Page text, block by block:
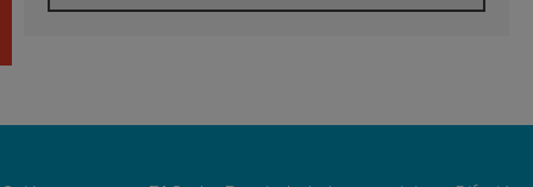
León XIV visitará el Santuario de la Madre
07.08.2026